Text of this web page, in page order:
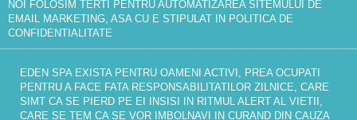
NOI FOLOSIM TERTI PENTRU AUTOMATIZAREA SITEMULUI DE
EMAIL MARKETING, ASA CU E STIPULAT IN POLITICA DE
CONFIDENTIALITATE
EDEN SPA EXISTA PENTRU OAMENI ACTIVI, PREA OCUPATI
PENTRU A FACE FATA RESPONSABILITATILOR ZILNICE, CARE
SIMT CA SE PIERD PE EI INSISI IN RITMUL ALERT AL VIETII,
CARE SE TEM CA SE VOR IMBOLNAVI IN CURAND DIN CAUZA